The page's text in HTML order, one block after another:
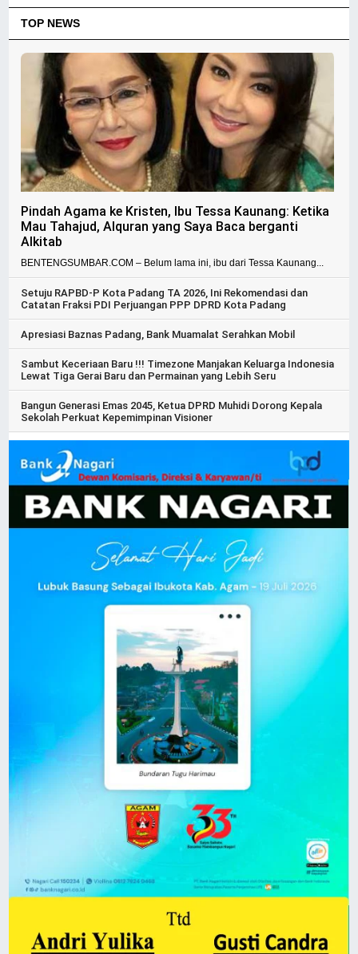
TOP NEWS
Pindah Agama ke Kristen, Ibu Tessa Kaunang: Ketika
Mau Tahajud, Alquran yang Saya Baca berganti
Alkitab
BENTENGSUMBAR.COM – Belum lama ini, ibu dari Tessa Kaunang...
Setuju RAPBD-P Kota Padang TA 2026, Ini Rekomendasi dan
Catatan Fraksi PDI Perjuangan PPP DPRD Kota Padang
Apresiasi Baznas Padang, Bank Muamalat Serahkan Mobil
Sambut Keceriaan Baru !!! Timezone Manjakan Keluarga Indonesia
Lewat Tiga Gerai Baru dan Permainan yang Lebih Seru
Bangun Generasi Emas 2045, Ketua DPRD Muhidi Dorong Kepala
Sekolah Perkuat Kepemimpinan Visioner